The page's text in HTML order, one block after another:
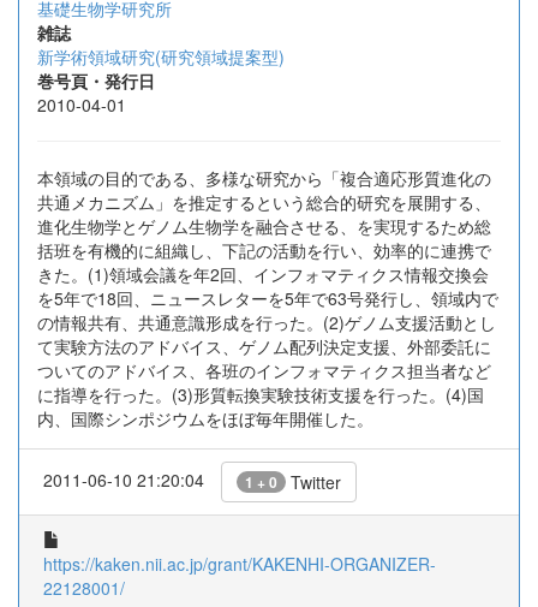
基礎生物学研究所
雑誌
新学術領域研究(研究領域提案型)
巻号頁・発行日
2010-04-01
本領域の目的である、多様な研究から「複合適応形質進化の
共通メカニズム」を推定するという総合的研究を展開する、
進化生物学とゲノム生物学を融合させる、を実現するため総
括班を有機的に組織し、下記の活動を行い、効率的に連携で
きた。(1)領域会議を年2回、インフォマティクス情報交換会
を5年で18回、ニュースレターを5年で63号発行し、領域内で
の情報共有、共通意識形成を行った。(2)ゲノム支援活動とし
て実験方法のアドバイス、ゲノム配列決定支援、外部委託に
ついてのアドバイス、各班のインフォマティクス担当者など
に指導を行った。(3)形質転換実験技術支援を行った。(4)国
内、国際シンポジウムをほぼ毎年開催した。
2011-06-10 21:20:04 1 + 0 Twitter
https://kaken.nii.ac.jp/grant/KAKENHI-ORGANIZER-
22128001/